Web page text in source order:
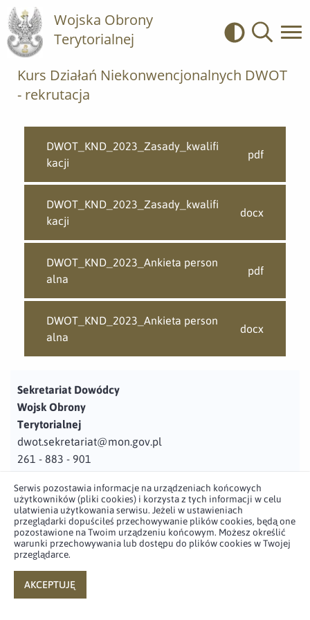
Wojska Obrony
Terytorialnej
Kontrast
Kurs Działań Niekonwencjonalnych DWOT
- rekrutacja
DWOT_KND_2023_Zasady_kwalifi
kacji
pdf
DWOT_KND_2023_Zasady_kwalifi
kacji
docx
DWOT_KND_2023_Ankieta person
alna
pdf
DWOT_KND_2023_Ankieta person
alna
docx
Sekretariat Dowódcy
Wojsk Obrony
Terytorialnej
dwot.sekretariat@mon.gov.pl
261 - 883 - 901
Adres
ul. Juzistek 2
05-131 Zegrze
Profil użytkownika w serwisie
Profil użytkownika w serwisie
Profil użytkownika w serwisie
powered bynetpr.pl
Serwis pozostawia informacje na urządzeniach końcowych
użytkowników (pliki cookies) i korzysta z tych informacji w celu
ułatwienia użytkowania serwisu. Jeżeli w ustawieniach
przeglądarki dopuściłeś przechowywanie plików cookies, będą one
pozostawione na Twoim urządzeniu końcowym. Możesz określić
warunki przechowywania lub dostępu do plików cookies w Twojej
przeglądarce.
AKCEPTUJĘ